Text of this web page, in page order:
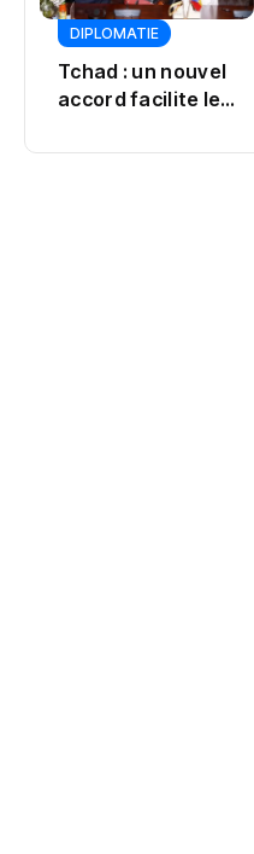
CULTURE
DIPLOMATIE
POLITIQUE
Djidji Ayôkwé : un
dépasse le